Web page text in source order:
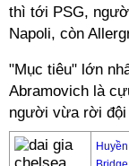
thì tới PSG,
Napoli, còn
"Mục tiêu" lớn
Abramovich là
người vừa rời đội